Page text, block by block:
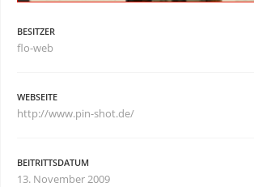
BESITZER
flo-web
WEBSEITE
http://www.pin-shot.de/
BEITRITTSDATUM
13. November 2009